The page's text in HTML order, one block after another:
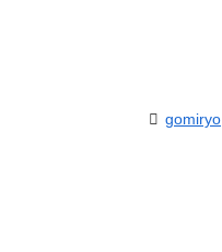
gomiryo